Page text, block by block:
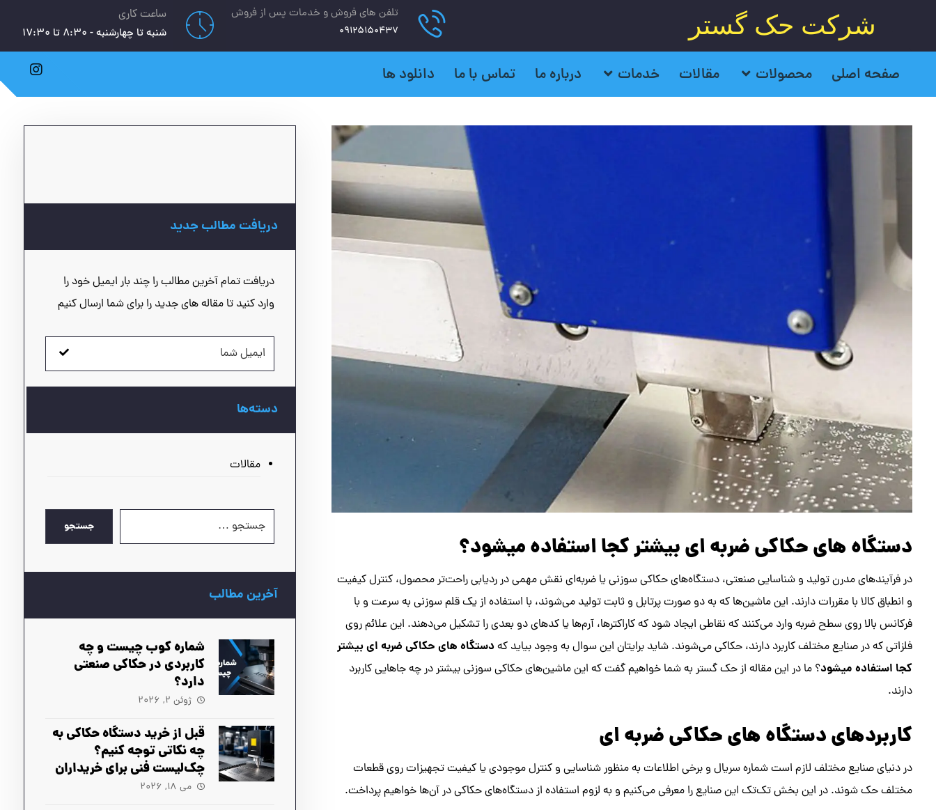
شرکت حک گستر ساعت کاری
شنبه تا چهارشنبه - 8:30 تا 17:30
تلفن های فروش و خدمات پس از فروش
09125150437
صفحه اصلی محصولات مقالات خدمات درباره ما تماس با ما دانلود ها
دستگاه های حکاکی ضربه ‌ای بیشتر کجا استفاده میشود؟
در فرآیندهای مدرن تولید و شناسایی صنعتی، دستگاه‌های حکاکی سوزنی یا ضربه‌ای نقش مهمی در ردیابی راحت‌تر محصول، کنترل کیفیت
و انطباق کالا با مقررات دارند. این ماشین‌ها که به دو صورت پرتابل و ثابت تولید می‌شوند، با استفاده از یک قلم سوزنی به سرعت و با
فرکانس بالا روی سطح ضربه وارد می‌کنند که نقاطی ایجاد شود که کاراکترها، آرم‌ها یا کدهای دو بعدی را تشکیل می‌دهند. این علائم روی
فلزاتی که در صنایع مختلف کاربرد دارند، حکاکی می‌شوند. شاید برایتان این سوال به وجود بیاید که دستگاه های حکاکی ضربه ای بیشتر
کجا استفاده میشود؟ ما در این مقاله از حک گستر به شما خواهیم گفت که این ماشین‌های حکاکی سوزنی بیشتر در چه جاهایی کاربرد
دارند.
کاربردهای دستگاه های حکاکی ضربه ای
در دنیای صنایع مختلف لازم است شماره سریال و برخی اطلاعات به منظور شناسایی و کنترل موجودی یا کیفیت تجهیزات روی قطعات
مختلف حک شوند. در این بخش تک‌تک این صنایع را معرفی می‌کنیم و به لزوم استفاده از دستگاه‌های حکاکی در آن‌ها خواهیم پرداخت.
دریافت مطالب جدید
دریافت تمام آخرین مطالب را چند بار ایمیل خود را
وارد کنید تا مقاله های جدید را برای شما ارسال کنیم
دسته‌ها
مقالات
جستجو
آخرین مطالب
شماره کوب چیست و چه
کاربردی در حکاکی صنعتی
دارد؟
ژوئن ۲, ۲۰۲۶
قبل از خرید دستگاه حکاکی به
چه نکاتی توجه کنیم؟
چک‌لیست فنی برای خریداران
می ۱۸, ۲۰۲۶